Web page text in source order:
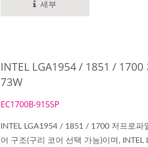
세부
INTEL LGA1954 / 1851 / 1700
73W
EC1700B-915SP
INTEL LGA1954 / 1851 / 1700 저프로
어 구조(구리 코어 선택 가능)이며, INTEL